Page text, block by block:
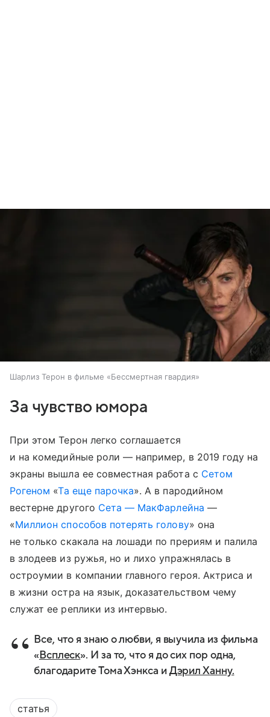
Шарлиз Терон в фильме «Бессмертная гвардия»
За чувство юмора
При этом Терон легко соглашается
и на комедийные роли — например, в 2019 году на
экраны вышла ее совместная работа с Сетом
Рогеном «Та еще парочка». А в пародийном
вестерне другого Сета — МакФарлейна —
«Миллион способов потерять голову» она
не только скакала на лошади по прериям и палила
в злодеев из ружья, но и лихо упражнялась в
остроумии в компании главного героя. Актриса и
в жизни остра на язык, доказательством чему
служат ее реплики из интервью.
Все, что я знаю о любви, я выучила из фильма
« Всплеск». И за то, что я до сих пор одна,
благодарите Тома Хэнкса и Дэрил Ханну.
статья